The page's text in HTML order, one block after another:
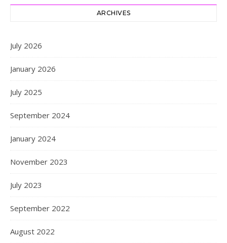
ARCHIVES
July 2026
January 2026
July 2025
September 2024
January 2024
November 2023
July 2023
September 2022
August 2022